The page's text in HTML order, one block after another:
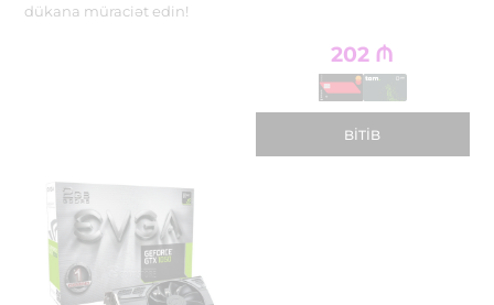
dükana müraciət edin!
202 ₼
BITIB